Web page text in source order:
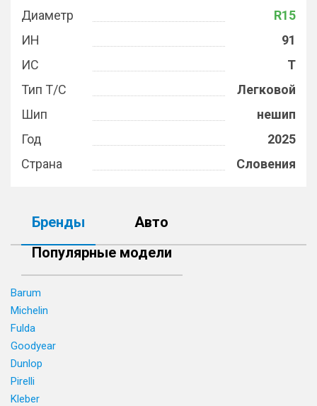
Диаметр
R15
ИН
91
ИС
T
Тип Т/С
Легковой
Шип
нешип
Год
2025
Страна
Словения
Бренды
Авто
Популярные модели
Barum
Michelin
Fulda
Goodyear
Dunlop
Pirelli
Kleber